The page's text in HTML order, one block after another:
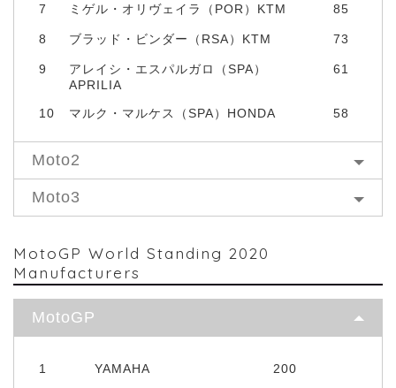
7 ミゲル・オリヴェイラ（POR）KTM 85
8 ブラッド・ビンダー（RSA）KTM 73
9
アレイシ・エスパルガロ（SPA）
APRILIA
61
10 マルク・マルケス（SPA）HONDA 58
Moto2
Moto3
MotoGP World Standing 2020
Manufacturers
MotoGP
1 YAMAHA
200